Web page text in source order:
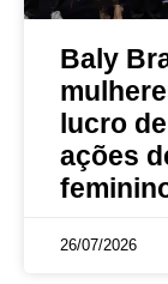
Baly
lucro
ações
26/07/2026